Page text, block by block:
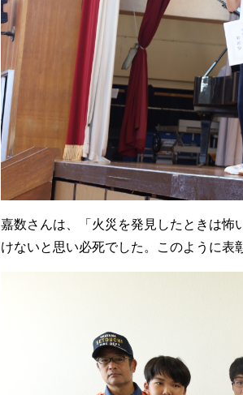
嘉数さんは、「火災を発見したときは怖
けないと思い必死でした。このように表